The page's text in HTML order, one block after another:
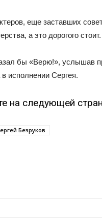
еще заставших
а это дорогого стоит.
бы «Верю!», услышав
в исполнении Сергея.
на следующей
Безруков